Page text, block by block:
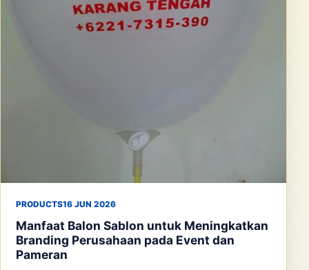
PRODUCTS16 JUN 2026
Manfaat Balon Sablon untuk Meningkatkan
Branding Perusahaan pada Event dan
Pameran